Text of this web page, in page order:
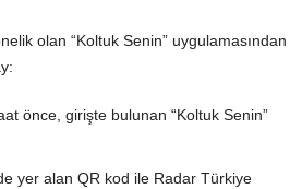
olan “Koltuk Senin” uygulamasından
önce, girişte bulunan “Koltuk Senin”
yer alan QR kod ile Radar Türkiye